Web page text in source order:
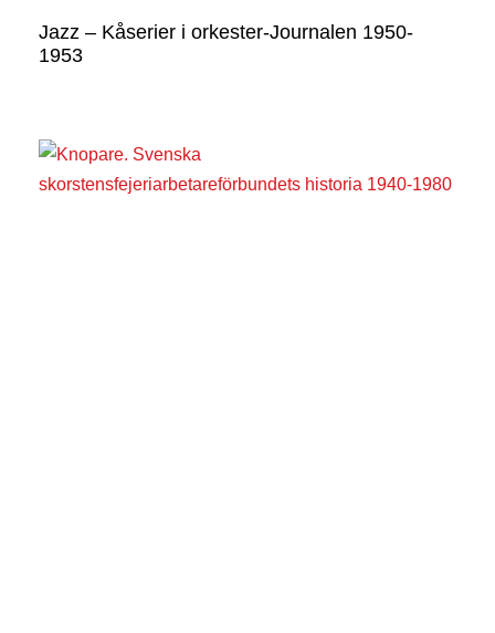
Jazz – Kåserier i orkester-Journalen 1950-
1953